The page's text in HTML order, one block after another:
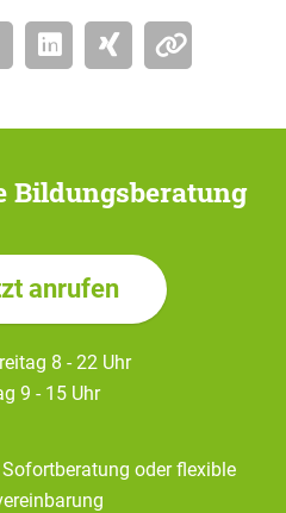
Bildungsberatung
anrufen
8 - 22 Uhr
9 - 15 Uhr
Sofortberatung oder flexible